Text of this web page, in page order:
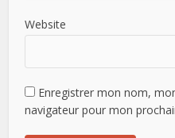
Website
Enregistrer mon nom,
navigateur pour mon